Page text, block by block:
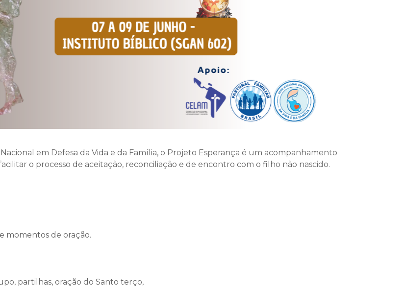
em Defesa da Vida e da Família, o Projeto Esperança é um acompanhamento
o processo de aceitação, reconciliação e de encontro com o filho não nascido.
momentos de oração.
partilhas, oração do Santo terço,